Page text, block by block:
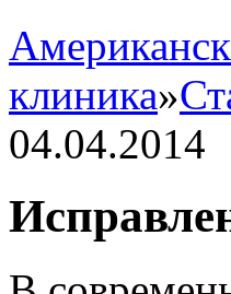
клиника»
04.04.2014